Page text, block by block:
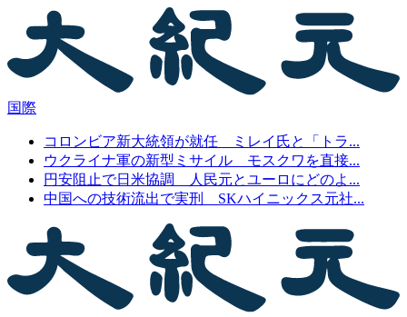
国際
コロンビア新大統領が就任 ミレイ氏と「トラ...
ウクライナ軍の新型ミサイル モスクワを直接...
円安阻止で日米協調 人民元とユーロにどのよ...
中国への技術流出で実刑 SKハイニックス元社...